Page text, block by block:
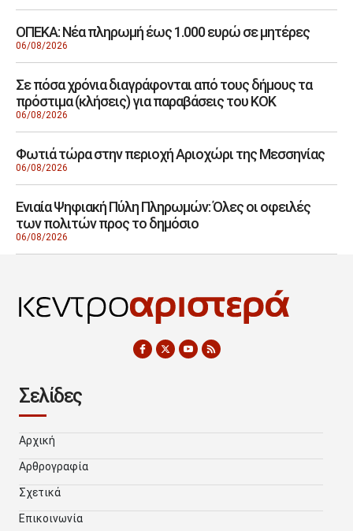
ΟΠΕΚΑ: Νέα πληρωμή έως 1.000 ευρώ σε μητέρες
06/08/2026
Σε πόσα χρόνια διαγράφονται από τους δήμους τα
πρόστιμα (κλήσεις) για παραβάσεις του ΚΟΚ
06/08/2026
Φωτιά τώρα στην περιοχή Αριοχώρι της Μεσσηνίας
06/08/2026
Ενιαία Ψηφιακή Πύλη Πληρωμών: Όλες οι οφειλές
των πολιτών προς το δημόσιο
06/08/2026
Σελίδες
Αρχική
Αρθρογραφία
Σχετικά
Επικοινωνία